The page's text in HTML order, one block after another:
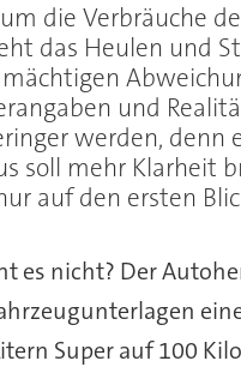
die Verbräuche
das Heulen und
und
werden, denn
soll mehr Klarheit
auf den ersten
es nicht? Der
Super auf 100